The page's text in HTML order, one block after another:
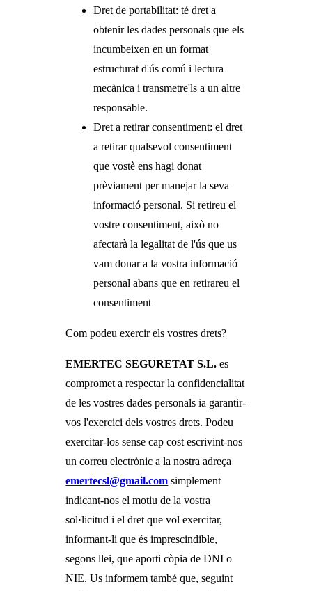
Dret de portabilitat: té dret a
obtenir les dades personals que els
incumbeixen en un format
estructurat d'ús comú i lectura
mecànica i transmetre'ls a un altre
responsable.
Dret a retirar consentiment: el dret
a retirar qualsevol consentiment
que vostè ens hagi donat
prèviament per manejar la seva
informació personal. Si retireu el
vostre consentiment, això no
afectarà la legalitat de l'ús que us
vam donar a la vostra informació
personal abans que en retirareu el
consentiment
Com podeu exercir els vostres drets?
EMERTEC SEGURETAT S.L. es
compromet a respectar la confidencialitat
de les vostres dades personals ia garantir-
vos l'exercici dels vostres drets. Podeu
exercitar-los sense cap cost escrivint-nos
un correu electrònic a la nostra adreça
emertecsl@gmail.com simplement
indicant-nos el motiu de la vostra
sol·licitud i el dret que vol exercitar,
informant-li que és imprescindible,
segons llei, que aporti còpia de DNI o
NIE. Us informem també que, seguint